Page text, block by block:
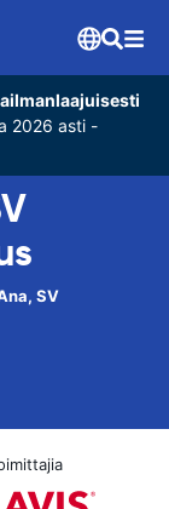
2026 asti -
SV